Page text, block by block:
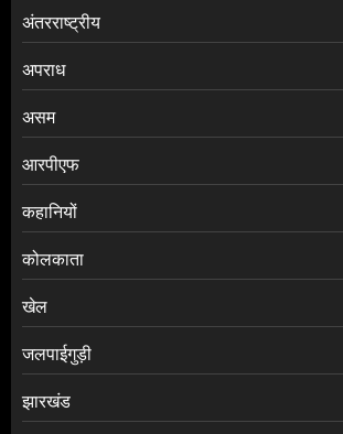
अंतरराष्ट्रीय
अपराध
असम
आरपीएफ
कहानियों
कोलकाता
खेल
जलपाईगुड़ी
झारखंड